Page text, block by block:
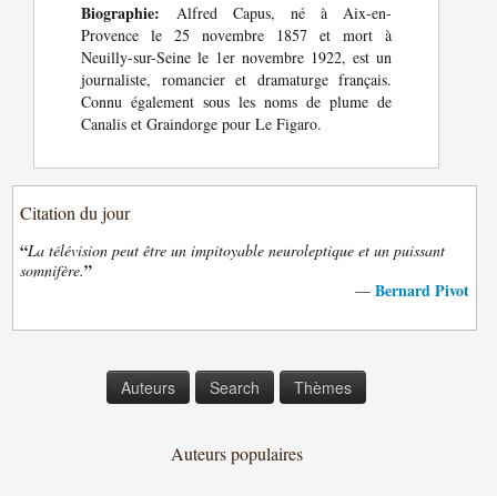
Biographie: Alfred Capus, né à Aix-en-
Provence le 25 novembre 1857 et mort à
Neuilly-sur-Seine le 1er novembre 1922, est un
journaliste, romancier et dramaturge français.
Connu également sous les noms de plume de
Canalis et Graindorge pour Le Figaro.
Citation du jour
“La télévision peut être un impitoyable neuroleptique et un puissant
somnifère.”
— Bernard Pivot
Auteurs Search Thèmes
Auteurs populaires